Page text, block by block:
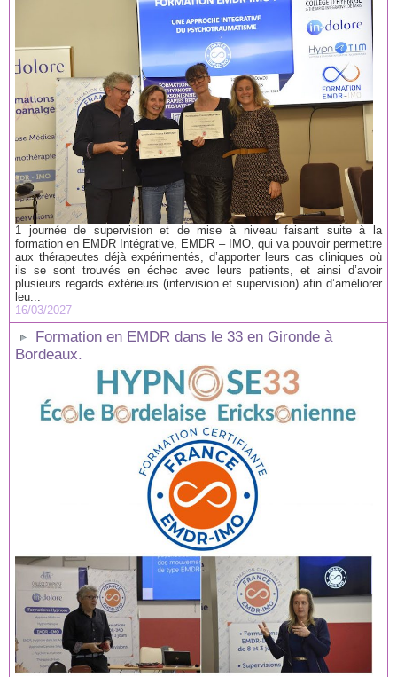
1 journée de supervision et de mise à niveau faisant suite à la
formation en EMDR Intégrative, EMDR – IMO, qui va pouvoir permettre
aux thérapeutes déjà expérimentés, d’apporter leurs cas cliniques où
ils se sont trouvés en échec avec leurs patients, et ainsi d’avoir
plusieurs regards extérieurs (intervision et supervision) afin d’améliorer
leu...
16/03/2027
Formation en EMDR dans le 33 en Gironde à
Bordeaux.